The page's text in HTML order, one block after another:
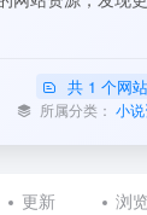
共 1 个网站
所属分类： 小
更新 浏